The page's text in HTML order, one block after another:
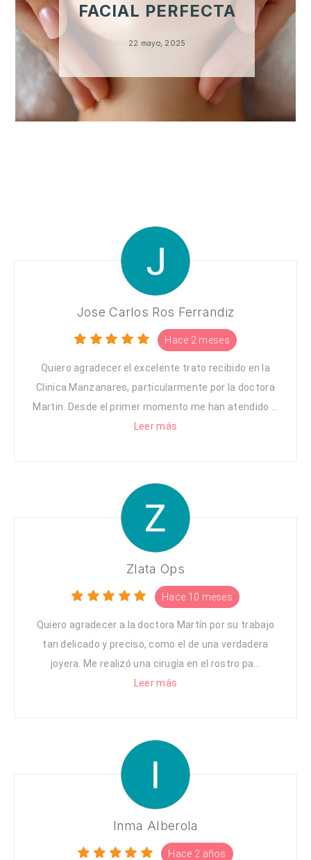
FACIAL PERFECTA
22 mayo, 2025
Jose Carlos Ros Ferrandiz
Hace 2 meses
Quiero agradecer el excelente trato recibido en la
Clinica Manzanares, particularmente por la doctora
Martin. Desde el primer momento me han atendido ...
Leer más
Zlata Ops
Hace 10 meses
Quiero agradecer a la doctora Martín por su trabajo
tan delicado y preciso, como el de una verdadera
joyera. Me realizó una cirugía en el rostro pa...
Leer más
Inma Alberola
Hace 2 años